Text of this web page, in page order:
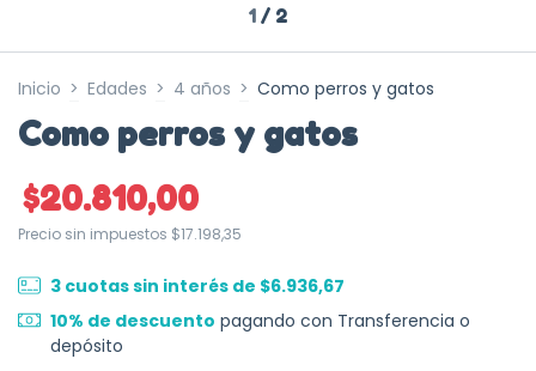
1 / 2
Inicio > Edades > 4 años > Como perros y gatos
Como perros y gatos
$20.810,00
Precio sin impuestos $17.198,35
3 cuotas sin interés de $6.936,67
10% de descuento pagando con Transferencia o
depósito